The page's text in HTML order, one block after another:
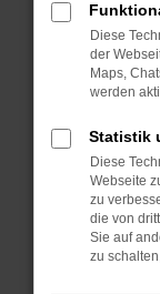
Manche
können
anderen
Starte
Das
Probleme
Stelle
Diese
der
Maps,
werden
Statistik
Diese
Webseite
zu
die von
Sie auf
zu